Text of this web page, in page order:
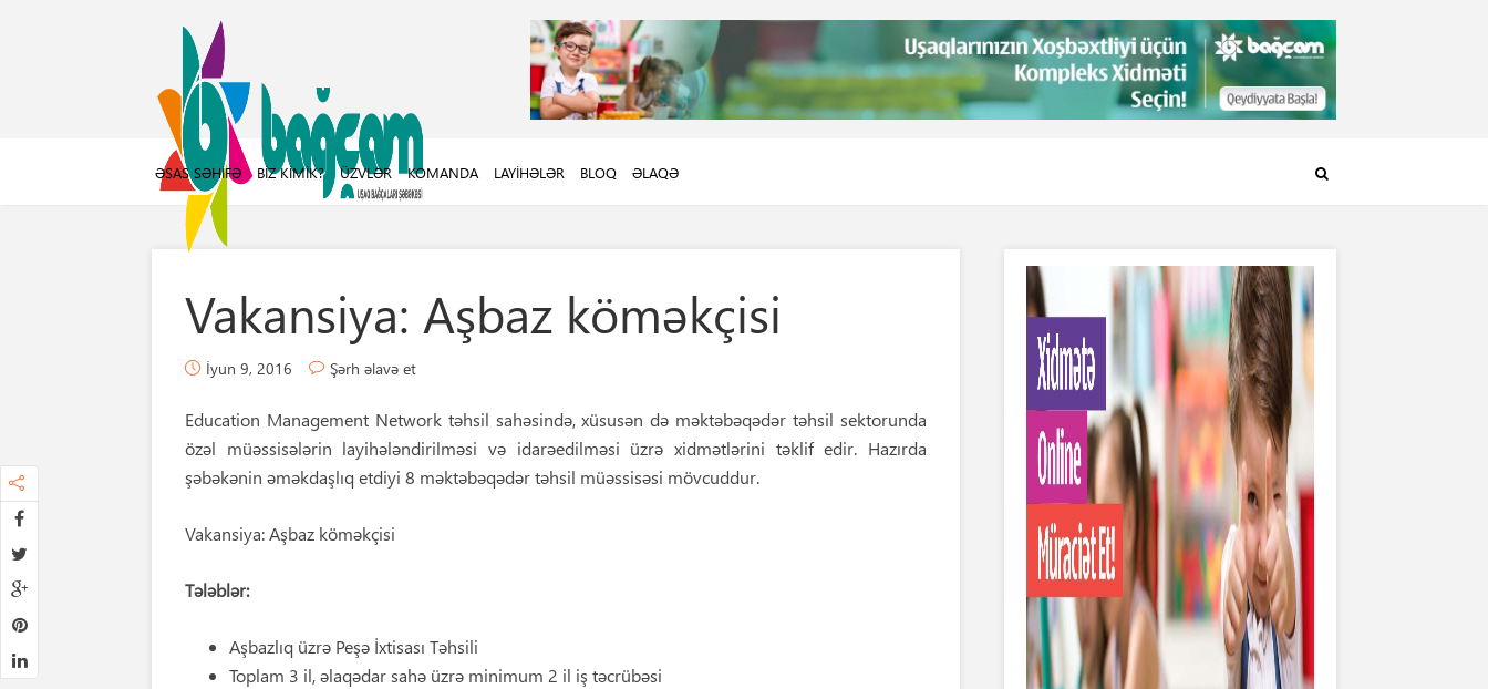
ƏSAS SƏHIFƏ BIZ KIMIK? ÜZVLƏR KOMANDA LAYIHƏLƏR BLOQ ƏLAQƏ
Vakansiya: Aşbaz köməkçisi
İyun 9, 2016 Şərh əlavə et
Education Management Network təhsil sahəsində, xüsusən də məktəbəqədər təhsil sektorunda
özəl müəssisələrin layihələndirilməsi və idarəedilməsi üzrə xidmətlərini təklif edir. Hazırda
şəbəkənin əməkdaşlıq etdiyi 8 məktəbəqədər təhsil müəssisəsi mövcuddur.
Vakansiya: Aşbaz köməkçisi
Tələblər:
Aşbazlıq üzrə Peşə İxtisası Təhsili
Toplam 3 il, əlaqədar sahə üzrə minimum 2 il iş təcrübəsi